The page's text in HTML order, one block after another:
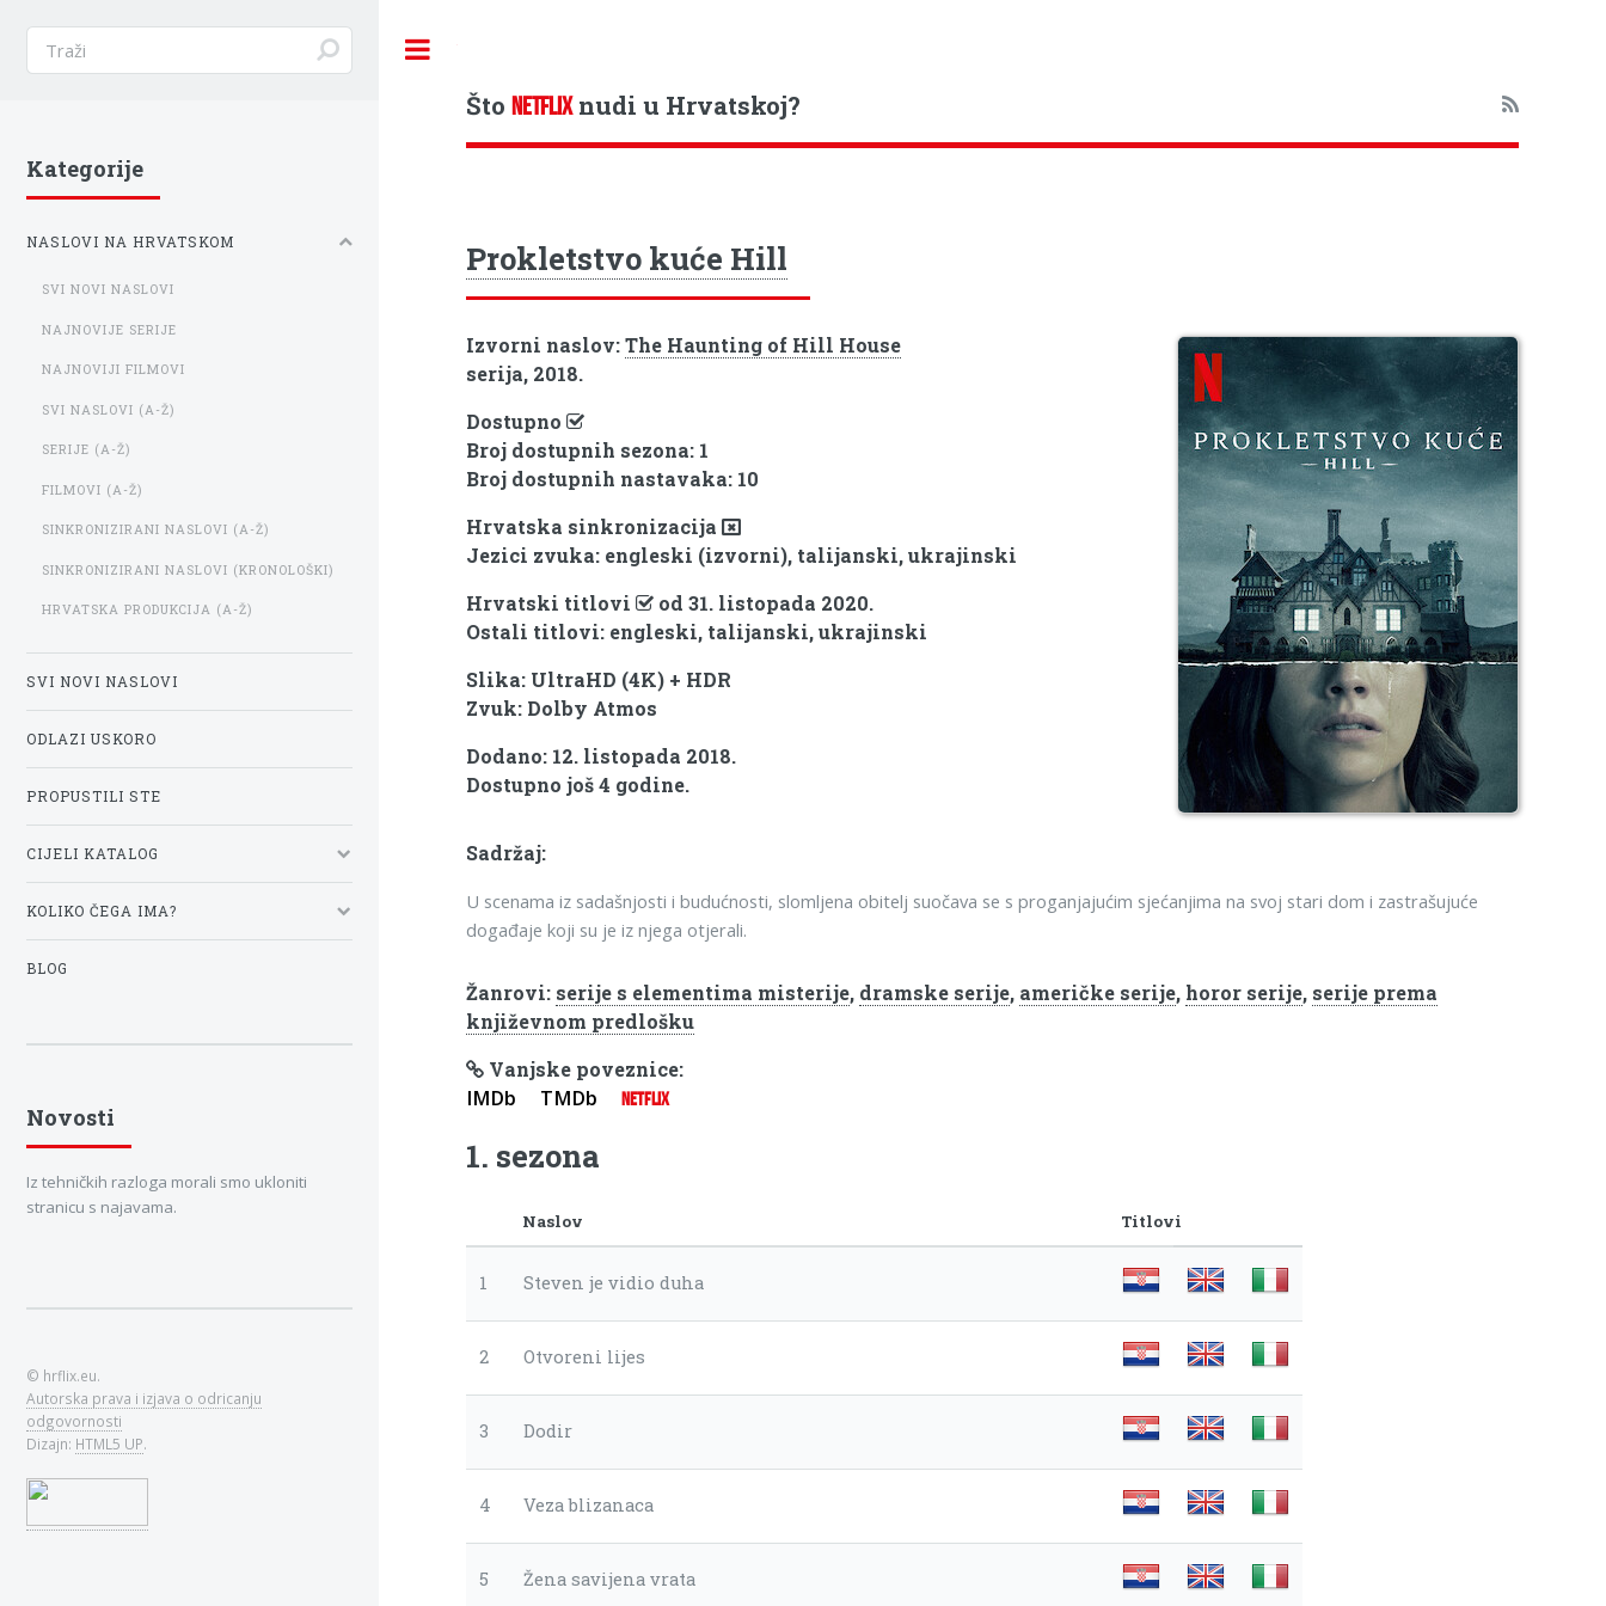
ŠtoNETFLIXnudi u Hrvatskoj?
Prokletstvo kuće Hill
Izvorni naslov:The Haunting of Hill House
serija, 2018.
Dostupno
Broj dostupnih sezona: 1
Broj dostupnih nastavaka: 10
Hrvatska sinkronizacija
Jezici zvuka: engleski (izvorni), talijanski, ukrajinski
Hrvatski titlovi
od 31. listopada 2020.
Ostali titlovi: engleski, talijanski, ukrajinski
Slika: UltraHD (4K) + HDR
Zvuk: Dolby Atmos
Dodano: 12. listopada 2018.
Dostupno još 4 godine.
Sadržaj:
U scenama iz sadašnjosti i budućnosti, slomljena obitelj suočava se s proganjajućim sjećanjima na svoj stari dom i zastrašujuće
događaje koji su je iz njega otjerali.
Žanrovi: serije s elementima misterije, dramske serije, američke serije, horor serije, serije prema
književnom predlošku
Vanjske poveznice:
IMDb TMDb NETFLIX
1. sezona
Naslov Titlovi
1 Steven je vidio duha
2 Otvoreni lijes
3 Dodir
4 Veza blizanaca
5 Žena savijena vrata
Kategorije
NASLOVI NA HRVATSKOM
SVI NOVI NASLOVI
NAJNOVIJE SERIJE
NAJNOVIJI FILMOVI
SVI NASLOVI (A-Ž)
SERIJE (A-Ž)
FILMOVI (A-Ž)
SINKRONIZIRANI NASLOVI (A-Ž)
SINKRONIZIRANI NASLOVI (KRONOLOŠKI)
HRVATSKA PRODUKCIJA (A-Ž)
SVI NOVI NASLOVI
ODLAZI USKORO
PROPUSTILI STE
CIJELI KATALOG
KOLIKO ČEGA IMA?
BLOG
Novosti
Iz tehničkih razloga morali smo ukloniti
stranicu s najavama.
© hrflix.eu.
Autorska prava i izjava o odricanju
odgovornosti
Dizajn: HTML5 UP.
Toggle